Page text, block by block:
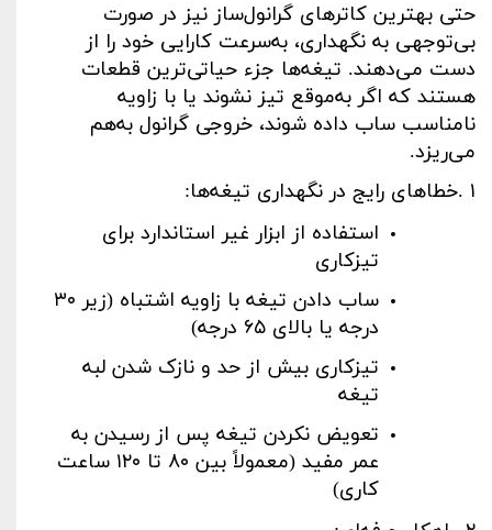
حتی بهترین کاترهای گرانول‌ساز نیز در صورت
بی‌توجهی به نگهداری، به‌سرعت کارایی خود را از
دست می‌دهند. تیغه‌ها جزء حیاتی‌ترین قطعات
هستند که اگر به‌موقع تیز نشوند یا با زاویه
نامناسب ساب داده شوند، خروجی گرانول به‌هم
می‌ریزد.
۱ .خطاهای رایج در نگهداری تیغه‌ها:
استفاده از ابزار غیر استاندارد برای
تیزکاری
ساب دادن تیغه با زاویه اشتباه (زیر ۳۰
درجه یا بالای ۶۵ درجه)
تیزکاری بیش از حد و نازک شدن لبه
تیغه
تعویض نکردن تیغه پس از رسیدن به
عمر مفید (معمولاً بین ۸۰ تا ۱۲۰ ساعت
کاری)